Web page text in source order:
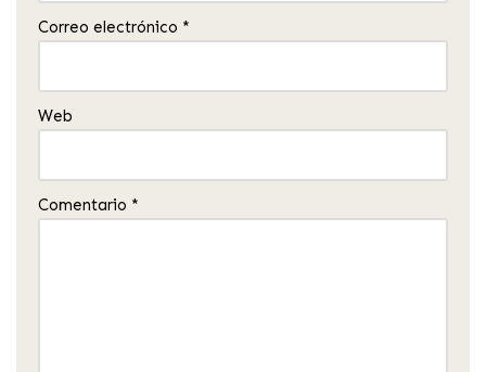
Correo electrónico *
Web
Comentario *